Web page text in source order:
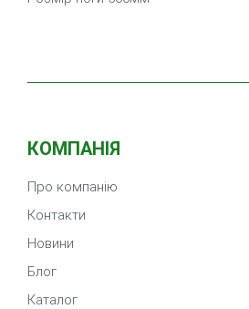
КОМПАНІЯ
Про компанію
Контакти
Новини
Блог
Каталог